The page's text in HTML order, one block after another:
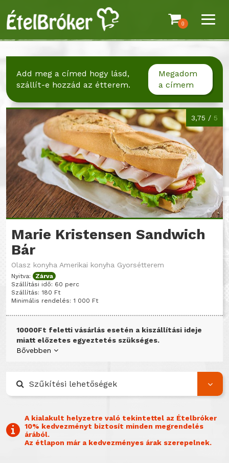
0
Add meg a címed hogy lásd,
szállít-e hozzád az étterem.
Megadom
a címem
3,75 / 5
Marie Kristensen Sandwich
Bár
Olasz konyha Amerikai konyha Gyorsétterem
Nyitva:
Zárva
Szállítási idő: 60 perc
Szállítás: 180 Ft
Minimális rendelés: 1 000 Ft
10000Ft feletti vásárlás esetén a kiszállítási ideje
miatt előzetes egyeztetés szükséges.
Bővebben
Szűkítési lehetőségek
A kialakult helyzetre való tekintettel az Ételbróker
10% kedvezményt biztosít minden megrendelés
árából.
Az étlapon már a kedvezményes árak szerepelnek.